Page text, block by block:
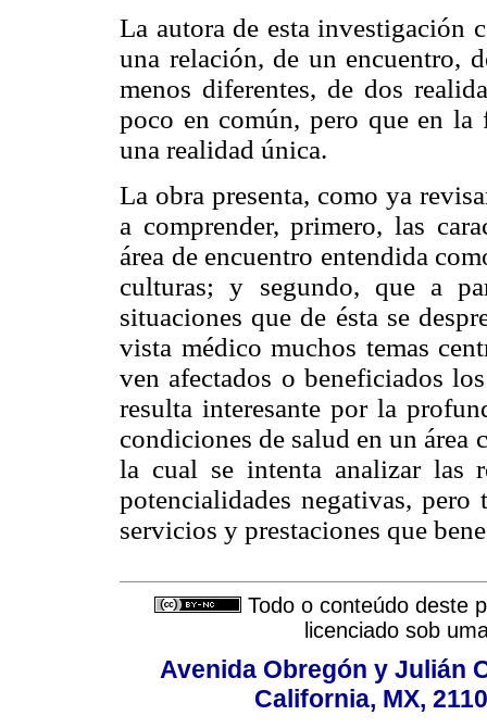
La autora de esta investigación
una relación, de un encuentro,
menos diferentes, de dos
poco en común, pero que en la
una realidad única.
La obra presenta, como ya
a comprender, primero, las
área de encuentro entendida
culturas; y segundo, que a
situaciones que de ésta se
vista médico muchos temas
ven afectados o beneficiados
resulta interesante por la
condiciones de salud en un
la cual se intenta analizar las
potencialidades negativas,
servicios y prestaciones que
Todo o conteúdo deste
licenciado sob
Avenida Obregón y Julián
California, MX,